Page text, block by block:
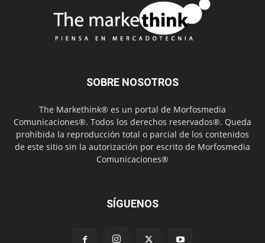
SOBRE NOSOTROS
The Markethink® es un portal de Morfosmedia
Comunicaciones®. Todos los derechos reservados®. Queda
prohibida la reproducción total o parcial de los contenidos
de este sitio sin la autorización por escrito de Morfosmedia
Comunicaciones®
SÍGUENOS